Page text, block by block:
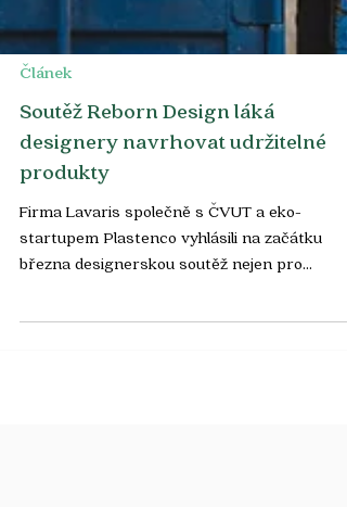
Článek
Soutěž Reborn Design láká
designery navrhovat udržitelné
produkty
startupem Plastenco vyhlásili na začátku